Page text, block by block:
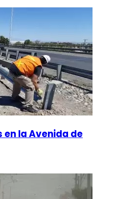
en la Avenida de